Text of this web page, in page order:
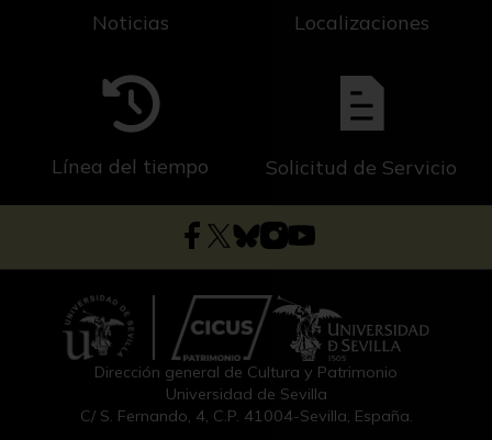
Noticias Localizaciones
Línea del tiempo Solicitud de Servicio
Dirección general de Cultura y Patrimonio
Universidad de Sevilla
C/ S. Fernando, 4, C.P. 41004-Sevilla, España.